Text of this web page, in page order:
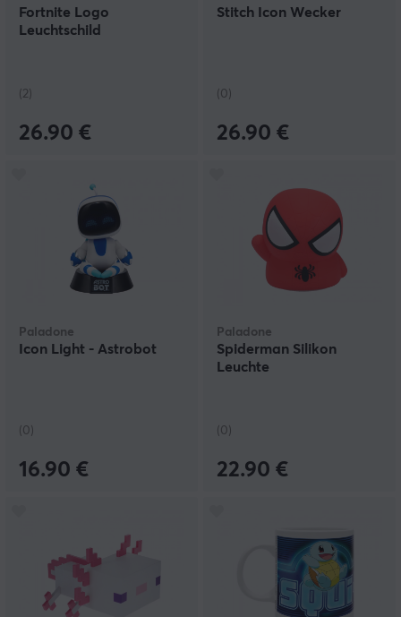
Fortnite Logo
Leuchtschild
(2)
26.90 €
Stitch Icon Wecker
(0)
26.90 €
Paladone
Icon Light - Astrobot
(0)
16.90 €
Paladone
Spiderman Silikon
Leuchte
(0)
22.90 €